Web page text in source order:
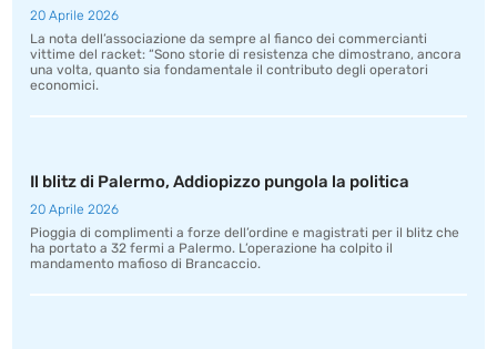
20 Aprile 2026
La nota dell’associazione da sempre al fianco dei commercianti
vittime del racket: “Sono storie di resistenza che dimostrano, ancora
una volta, quanto sia fondamentale il contributo degli operatori
economici.
Il blitz di Palermo, Addiopizzo pungola la politica
20 Aprile 2026
Pioggia di complimenti a forze dell’ordine e magistrati per il blitz che
ha portato a 32 fermi a Palermo. L’operazione ha colpito il
mandamento mafioso di Brancaccio.